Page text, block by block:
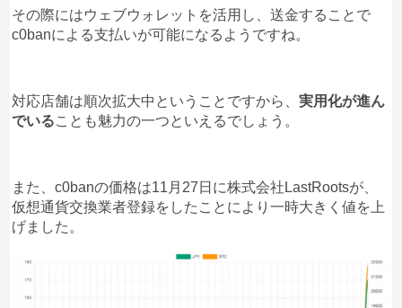
その際にはウェブウォレットを活用し、送金することで
c0banによる支払いが可能になるようですね。
対応店舗は順次拡大中ということですから、実用化が進ん
でいることも魅力の一つといえるでしょう。
また、c0banの価格は11月27日に株式会社LastRootsが、
仮想通貨交換業者登録をしたことにより一時大きく値を上
げました。